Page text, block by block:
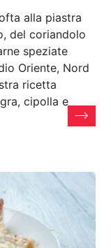
alla piastra
del coriandolo
speziate
Oriente, Nord
ricetta
cipolla e